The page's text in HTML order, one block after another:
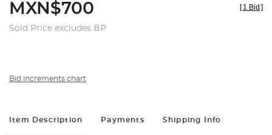
MXN$700
Sold Price excludes BP
[ 1 Bid ]
Bid increments chart
Item Description Payments Shipping Info